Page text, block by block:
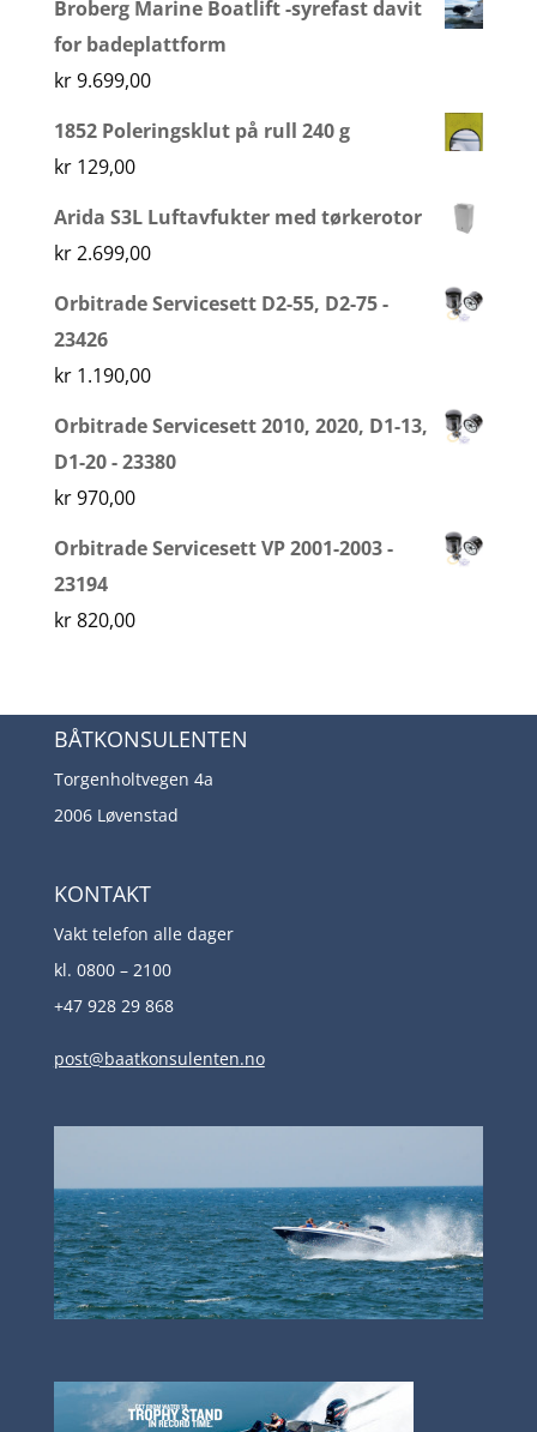
Broberg Marine Boatlift -syrefast davit
for badeplattform
kr9.699,00
1852 Poleringsklut på rull 240 g
kr129,00
Arida S3L Luftavfukter med tørkerotor
kr2.699,00
Orbitrade Servicesett D2-55, D2-75 -
23426
kr1.190,00
Orbitrade Servicesett 2010, 2020, D1-13,
D1-20 - 23380
kr970,00
Orbitrade Servicesett VP 2001-2003 -
23194
kr820,00
BÅTKONSULENTEN
Torgenholtvegen 4a
2006 Løvenstad
KONTAKT
Vakt telefon alle dager
kl. 0800 – 2100
+47 928 29 868
post@baatkonsulenten.no